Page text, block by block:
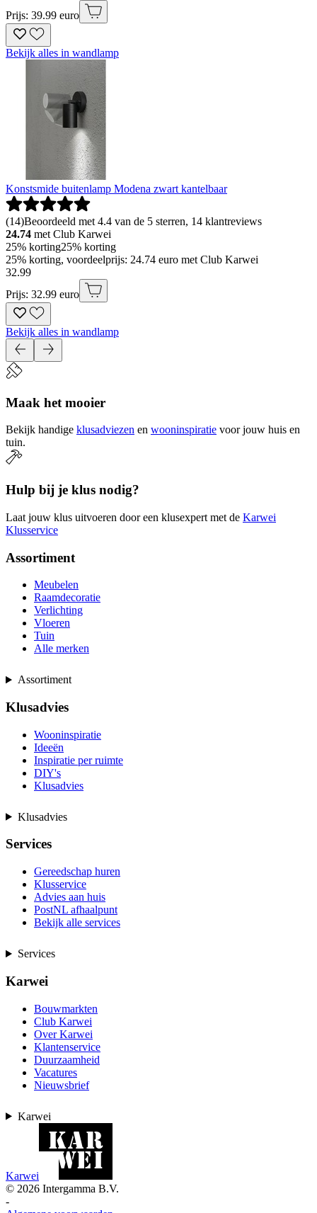
Prijs: 39.99 euro
Bekijk alles in wandlamp
Konstsmide buitenlamp Modena zwart kantelbaar
(14)Beoordeeld met 4.4 van de 5 sterren, 14 klantreviews
24.74 met Club Karwei
25% korting25% korting
25% korting, voordeelprijs: 24.74 euro met Club Karwei
32.99
Prijs: 32.99 euro
Bekijk alles in wandlamp
Maak het mooier
Bekijk handige klusadviezen en wooninspiratie voor jouw huis en
tuin.
Hulp bij je klus nodig?
Laat jouw klus uitvoeren door een klusexpert met de Karwei
Klusservice
Assortiment
Meubelen
Raamdecoratie
Verlichting
Vloeren
Tuin
Alle merken
Assortiment
Klusadvies
Wooninspiratie
Ideeën
Inspiratie per ruimte
DIY's
Klusadvies
Klusadvies
Services
Gereedschap huren
Klusservice
Advies aan huis
PostNL afhaalpunt
Bekijk alle services
Services
Karwei
Bouwmarkten
Club Karwei
Over Karwei
Klantenservice
Duurzaamheid
Vacatures
Nieuwsbrief
Karwei
Karwei
© 2026 Intergamma B.V.
-